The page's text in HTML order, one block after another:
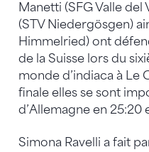
Manetti (SFG Valle
(STV Niedergösgen)
Himmelried) ont
de la Suisse lors du
monde d’indiaca à Le
finale elles se sont
d’Allemagne en 25:20
Simona Ravelli a fait